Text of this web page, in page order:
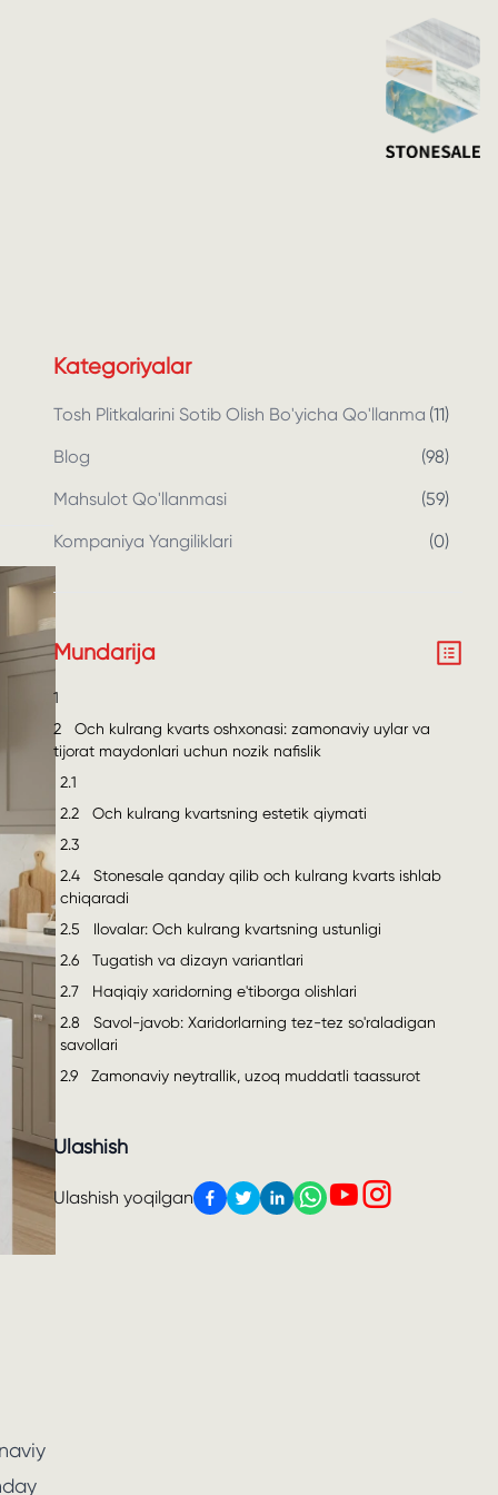
Kategoriyalar
Tosh Plitkalarini Sotib Olish Bo'yicha Qo'llanma (11)
Blog
(98)
Mahsulot Qo'llanmasi
(59)
Kompaniya Yangiliklari
(0)
Mundarija
1
2
Och kulrang kvarts oshxonasi: zamonaviy uylar va
tijorat maydonlari uchun nozik nafislik
2.1
2.2
Och kulrang kvartsning estetik qiymati
2.3
2.4
Stonesale qanday qilib och kulrang kvarts ishlab
chiqaradi
2.5
Ilovalar: Och kulrang kvartsning ustunligi
2.6
Tugatish va dizayn variantlari
2.7
Haqiqiy xaridorning e'tiborga olishlari
2.8
Savol-javob: Xaridorlarning tez-tez so'raladigan
savollari
2.9
Zamonaviy neytrallik, uzoq muddatli taassurot
Ulashish
Ulashish yoqilgan